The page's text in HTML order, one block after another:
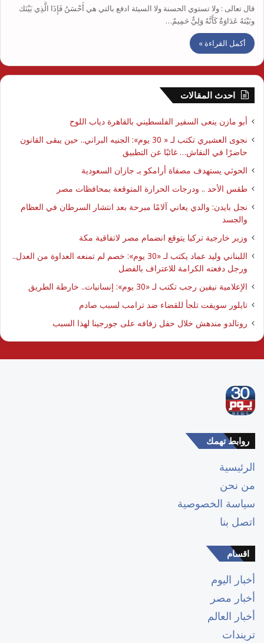
قال تعالى : ولا تستوي الحسنة ولا السيئة ادفع بالتي هي أَحْسَنُ فَإِذَا الَّذِي بَيْنَك
وبَيْنَهُ عَدَاوَةٌ كَأَنَّهُ وَلِيٌّ حَمِيمٌ…
أكمل القراءة »
احدث المقالات
أبو مازن ينعى السفير الفلسطيني بالقاهرة دياب اللوح
نجوى العشيري تكتب لـ « 30 يوم»: الجنيه البراني.. حين يبقى القانون
حاضرًا في النقاش… غائبًا عن التطبيق
الحوثي يستهدف مصفاة أرامكو بـ جازان السعودية
طقس الأحد .. ودرجات الحرارة المتوقعة بمحافظات مصر
نجل بايدن: والدي يعاني آلامًا مبرحة بعد انتشار السرطان في العظام
والجسد
وزير خارجية تركيا يتوقع انضمام مصر لاتفاقية مكة
اللبناني وليد عماد يكتب لـ «30 يوم»: خصم لم تمنعه العداوة من العدل..
ورجل دفعته الكرامة للاعتراف بالفضل
الإعلامية نيفين رجب تكتب لـ «30 يوم»: إنسانيات.. خارطة الطريق
تايلور سويفت تلجأ للقضاء ضد ترامب لسبب صادم
رونالدو مندهش خلال حفل زفافه على جورجينا لهذا السبب
روابط تهمك
الرئيسية
من نحن
سياسة الخصوصية
اتصل بنا
اقسام
أخبار اليوم
أخبار مصر
أخبار العالم
تريندات